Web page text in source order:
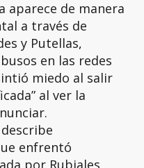
aparece de manera
a través de
y Putellas,
en las redes
miedo al salir
al ver la
enfrentó
por Rubiales,